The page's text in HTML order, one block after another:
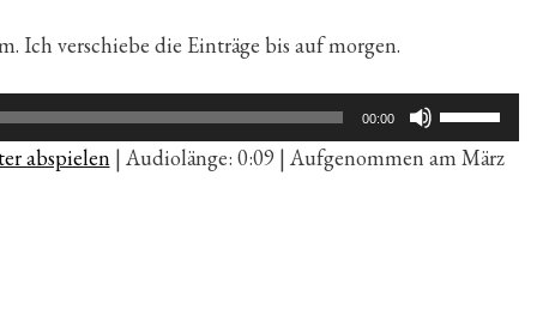
Ich verschiebe die Einträge bis auf morgen.
00:00
Pfeiltasten
Hoch/Runter
benutzen,
abspielen| Audiolänge: 0:09 | Aufgenommen am März